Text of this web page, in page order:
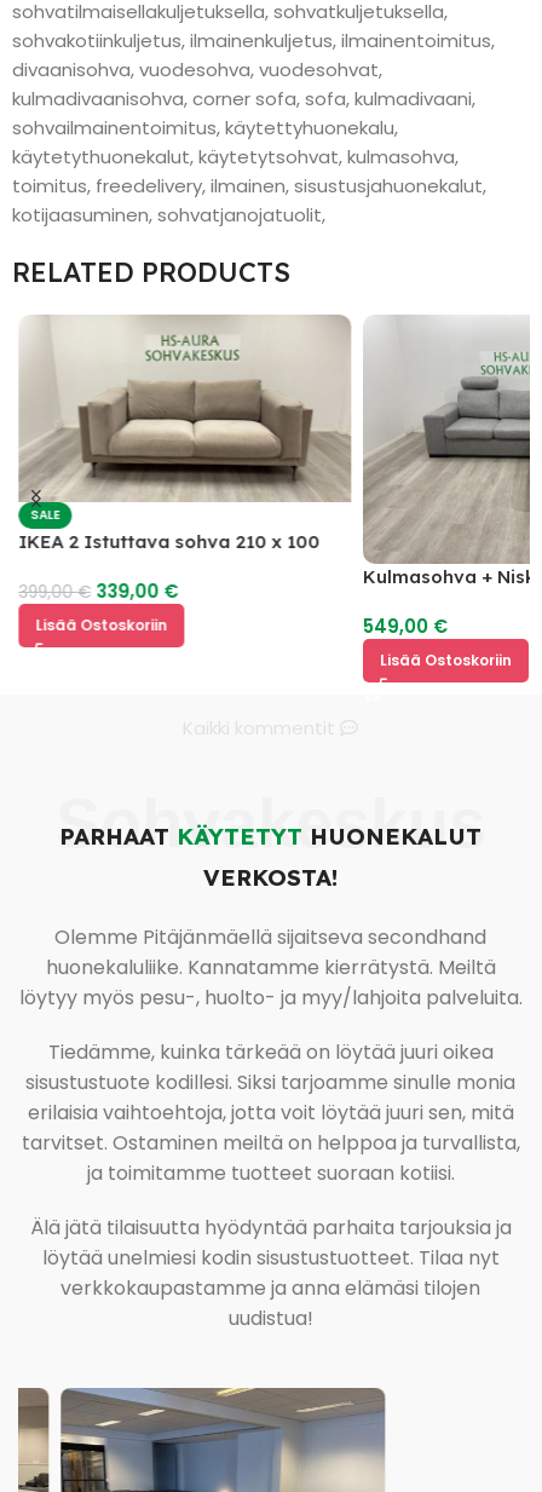
sohvatilmaisellakuljetuksella, sohvatkuljetuksella,
sohvakotiinkuljetus, ilmainenkuljetus, ilmainentoimitus,
divaanisohva, vuodesohva, vuodesohvat,
kulmadivaanisohva, corner sofa, sofa, kulmadivaani,
sohvailmainentoimitus, käytettyhuonekalu,
käytetythuonekalut, käytetytsohvat, kulmasohva,
toimitus, freedelivery, ilmainen, sisustusjahuonekalut,
kotijaasuminen, sohvatjanojatuolit,
RELATED PRODUCTS
SALE
IKEA 2 Istuttava sohva 210 x 100
399,00€ 339,00 €
Lisää Ostoskoriin
Kulmasohva +
549,00 €
Lisää Ostoskoriin
Sohvakeskus
PARHAAT KÄYTETYT HUONEKALUT
VERKOSTA!
Olemme Pitäjänmäellä sijaitseva secondhand
huonekaluliike. Kannatamme kierrätystä. Meiltä
löytyy myös pesu-, huolto- ja myy/lahjoita palveluita.
Tiedämme, kuinka tärkeää on löytää juuri oikea
sisustustuote kodillesi. Siksi tarjoamme sinulle monia
erilaisia vaihtoehtoja, jotta voit löytää juuri sen, mitä
tarvitset. Ostaminen meiltä on helppoa ja turvallista,
ja toimitamme tuotteet suoraan kotiisi.
Älä jätä tilaisuutta hyödyntää parhaita tarjouksia ja
löytää unelmiesi kodin sisustustuotteet. Tilaa nyt
verkkokaupastamme ja anna elämäsi tilojen
uudistua!